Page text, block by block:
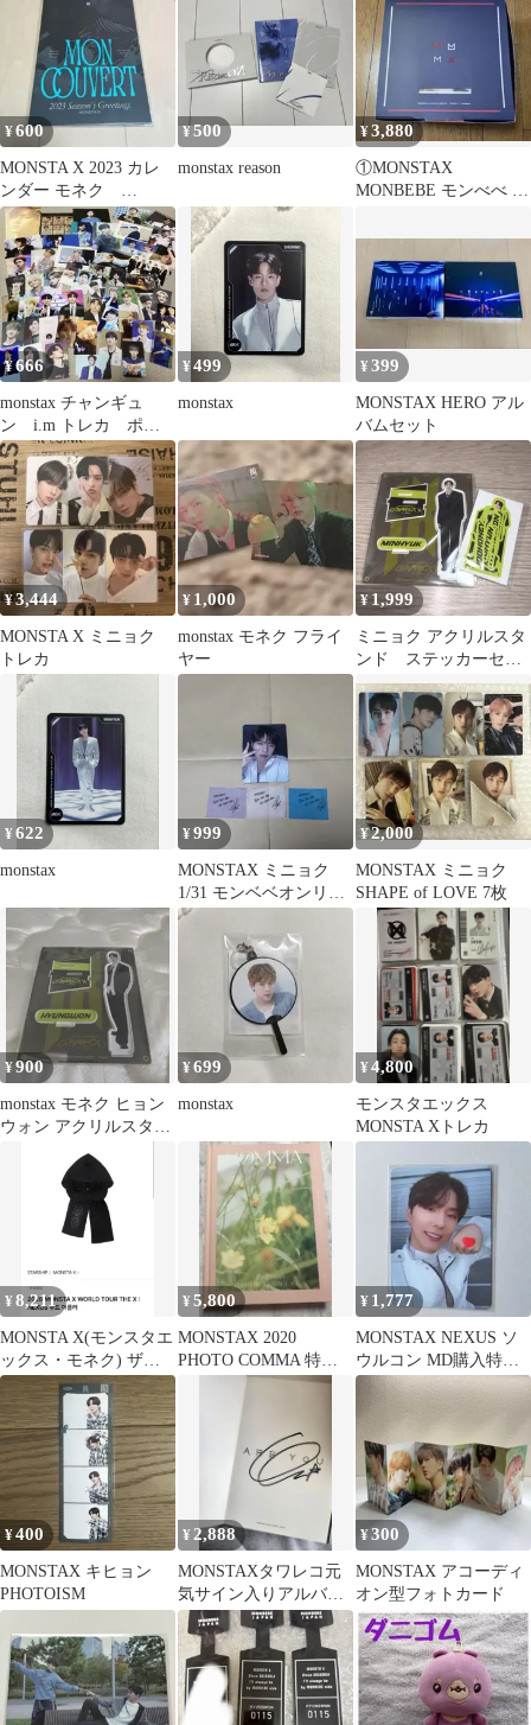
¥600
MONSTA X 2023 カレ
ンダー モネク
monstax
¥500
monstax reason
¥3,880
①MONSTAX
MONBEBE モンべべ 一
ク 美品
¥666
monstax チャンギュ
ン i.m トレカ ポス
カ ステッカー
¥499
monstax
¥399
MONSTAX HERO アル
バムセット
¥3,444
MONSTA X ミニョク
トレカ
¥ 1,000
monstax モネク フライ
ヤー
¥ 1,999
ミニョク アクリルスタ
ンド ステッカーセッ
ト MONSTAX
CONNECTX
¥622
monstax
¥999
MONSTAX ミニョク
1/31 モンベベオンリー
ソウルコン トレカ
¥2,000
MONSTAX ミニョク
SHAPE of LOVE 7枚
¥900
monstax モネク ヒョン
ウォン アクリルスタン
¥699
monstax
¥4,800
モンスタエックス
MONSTA Xトレカ
¥8,211
MONSTA X(モンスタエ
ックス・モネク) ザ・
ネック・ザ・フーズ・
マフラー
¥5,800
MONSTAX 2020
PHOTO COMMA 特典
¥ 1,777
MONSTAX NEXUS ソ
ウルコン MD購入特典
トレカ
¥400
MONSTAX キヒョン
PHOTOISM
¥2,888
MONSTAXタワレコ元
気サイン入りアルバム
(ヒョンウォン)
¥300
MONSTAX アコーディ
オン型フォトカード